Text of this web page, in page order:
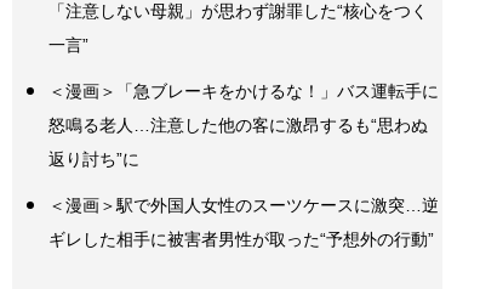
「注意しない母親」が思わず謝罪した“核心をつく
一言”
＜漫画＞「急ブレーキをかけるな！」バス運転手に
怒鳴る老人…注意した他の客に激昂するも“思わぬ
返り討ち”に
＜漫画＞駅で外国人女性のスーツケースに激突…逆
ギレした相手に被害者男性が取った“予想外の行動”